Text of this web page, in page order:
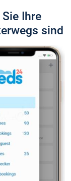
Ihre
sind